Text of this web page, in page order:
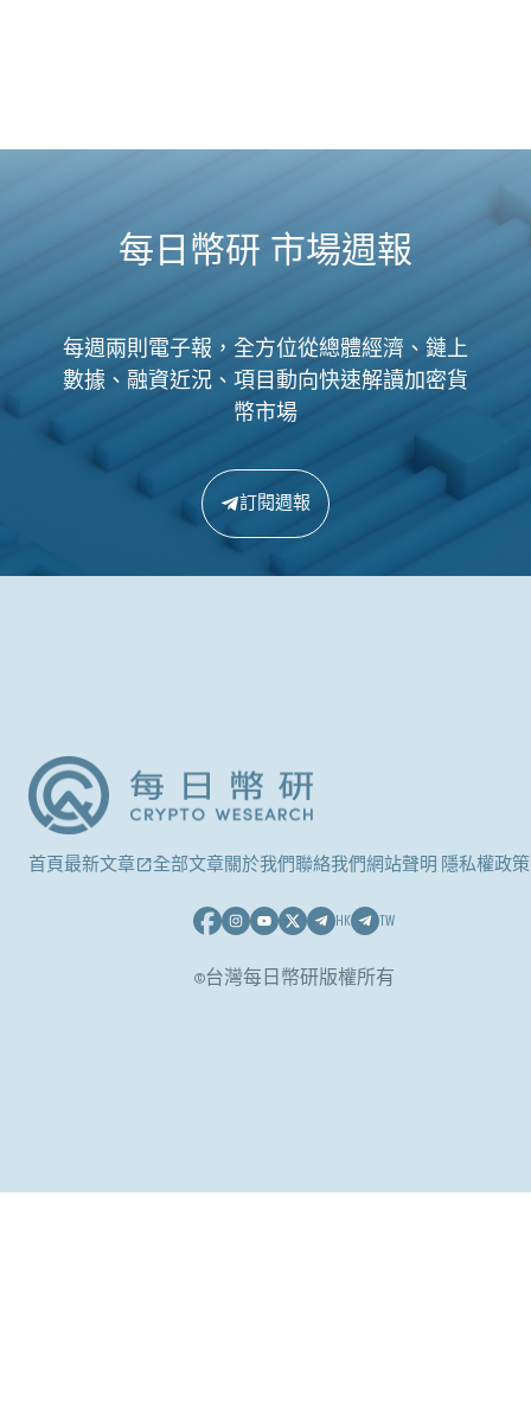
每日幣研 市場週報
每週兩則電子報，全方位從總體經濟、鏈上
數據、融資近況、項目動向快速解讀加密貨
幣市場
訂閱週報
首頁最新文章 全部文章關於我們聯絡我們網站聲明 隱私權政策
HK TW
©台灣每日幣研版權所有